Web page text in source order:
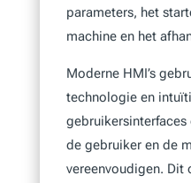
parameters, het
machine en het
Moderne HMI’s
technologie en
de gebruiker en de
vereenvoudigen. Dit